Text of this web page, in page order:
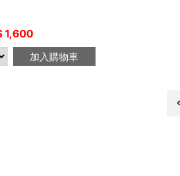
1,600
加入購物車